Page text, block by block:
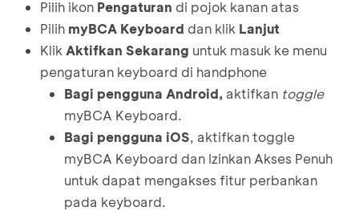
Pilih ikon Pengaturan di pojok kanan atas
Pilih myBCA Keyboard dan klik Lanjut
Klik Aktifkan Sekarang untuk masuk ke menu
pengaturan keyboard di handphone
Bagi pengguna Android, aktifkan toggle
myBCA Keyboard.
Bagi pengguna iOS, aktifkan toggle
myBCA Keyboard dan Izinkan Akses Penuh
untuk dapat mengakses fitur perbankan
pada keyboard.